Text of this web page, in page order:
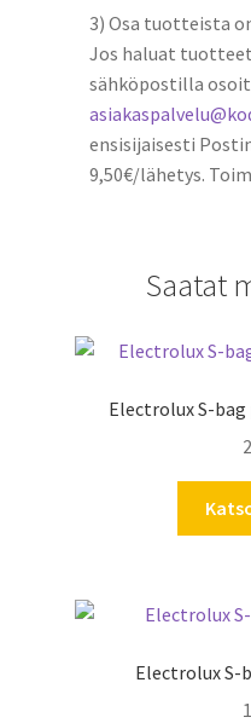
3) Osa tuotteista
Jos haluat
sähköpostilla
ensisijaisesti
9,50€/lähetys.
Saatat
Electrolux S-bag
Electrolux S-